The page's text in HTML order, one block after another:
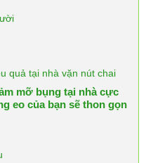
quả tại nhà vặn nút chai
mỡ bụng tại nhà cực
eo của bạn sẽ thon gọn